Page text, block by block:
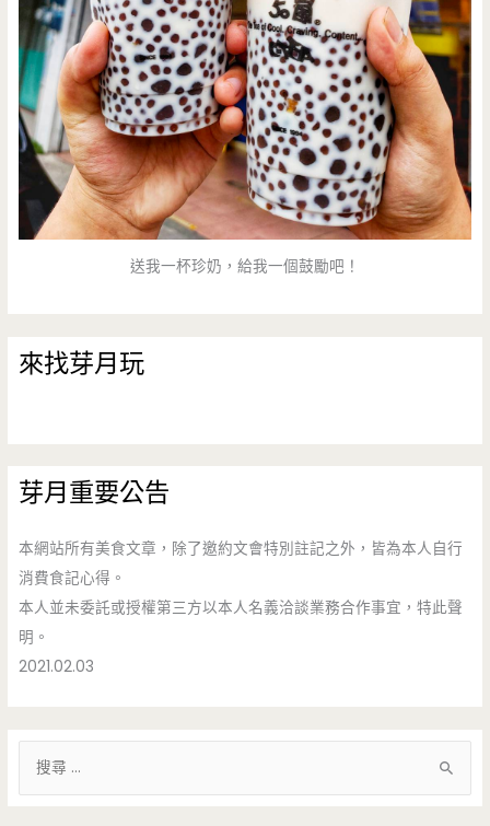
送我一杯珍奶，給我一個鼓勵吧！
來找芽月玩
芽月重要公告
本網站所有美食文章，除了邀約文會特別註記之外，皆為本人自行
消費食記心得。
本人並未委託或授權第三方以本人名義洽談業務合作事宜，特此聲
明。
2021.02.03